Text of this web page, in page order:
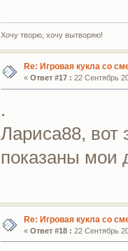
Хочу творю, хочу вытворяю!
Re: Игровая кукла со
« Ответ #17 : 22 Сентябрь
.
Лариса88, вот
показаны мои
Re: Игровая кукла со
« Ответ #18 : 22 Сентябрь